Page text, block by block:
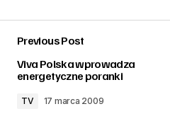
Previous Post
Viva Polska wprowadza
energetyczne poranki
TV 17 marca 2009